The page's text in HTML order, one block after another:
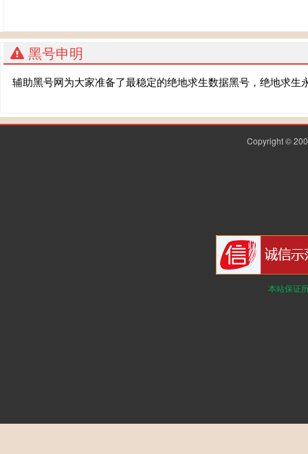
黑号申明
辅助黑号网为大家准备了最稳定的绝地求生数据黑号，绝地求
Copyright ©
本站保证